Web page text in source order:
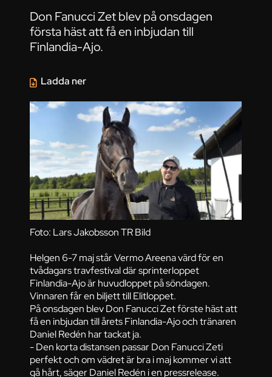
Foto: Lars Jakobsson TR Bild
Don Fanucci Zet blev på onsdagen
första häst att få en inbjudan till
Finlandia-Ajo.
Helgen 6-7 maj står Vermo Areena värd för en
tvådagars travfestival där sprinterloppet
Finlandia-Ajo är huvudloppet på söndagen.
Vinnaren får en biljett till Elitloppet.
På onsdagen blev Don Fanucci Zet förste häst att
få en inbjudan till årets Finlandia-Ajo och tränaren
Daniel Redén har tackat ja.
- Den korta distansen passar Don Fanucci Zeti
perfekt och om vädret är bra i maj kommer vi att
gå hårt, säger Daniel Redén i en pressrelease.
Ladda ner